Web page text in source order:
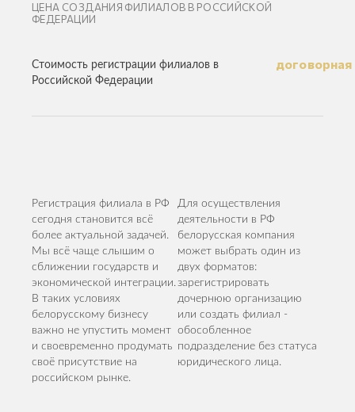
ЦЕНА СОЗДАНИЯ ФИЛИАЛОВ В РОССИЙСКОЙ
ФЕДЕРАЦИИ
Стоимость регистрации филиалов в
Российской Федерации
договорная
Регистрация филиала в РФ
сегодня становится всё
более актуальной задачей.
Мы всё чаще слышим о
сближении государств и
экономической интеграции.
В таких условиях
белорусскому бизнесу
важно не упустить момент
и своевременно продумать
своё присутствие на
российском рынке.
Для осуществления
деятельности в РФ
белорусская компания
может выбрать один из
двух форматов:
зарегистрировать
дочернюю организацию
или создать филиал -
обособленное
подразделение без статуса
юридического лица.